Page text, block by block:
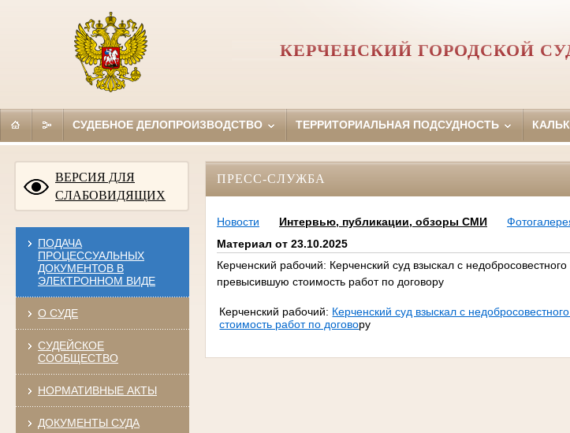
КЕРЧЕНСКИЙ ГОРОДСКОЙ
СУДЕБНОЕ ДЕЛОПРОИЗВОДСТВО ТЕРРИТОРИАЛЬНАЯ ПОДСУДНОСТЬ
ВЕРСИЯ ДЛЯ
СЛАБОВИДЯЩИХ
ПОДАЧА
ПРОЦЕССУАЛЬНЫХ
ДОКУМЕНТОВ В
ЭЛЕКТРОННОМ ВИДЕ
О СУДЕ
СУДЕЙСКОЕ
СООБЩЕСТВО
НОРМАТИВНЫЕ АКТЫ
ДОКУМЕНТЫ СУДА
ПРЕСС-СЛУЖБА
Новости Интервью, публикации, обзоры СМИ
Материал от 23.10.2025
Керченский рабочий: Керченский суд взыскал с
превысившую стоимость работ по договору
Керченский рабочий: Керченский суд взыскал с
стоимость работ по договору